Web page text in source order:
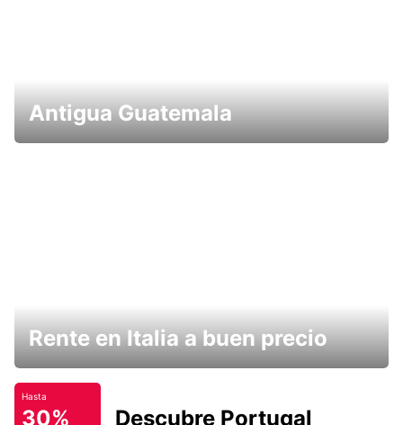
Antigua Guatemala
Rente en Italia a buen precio
Hasta
30% Descubre Portugal